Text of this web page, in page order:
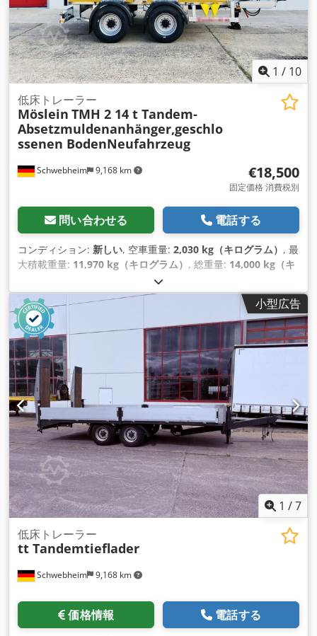
1 / 10
Schwebheim 9,168 km
低床トレーラー
Möslein TMH 2 14 t Tandem-
Absetzmuldenanhänger,geschlo
ssenen BodenNeufahrzeug
€18,500
固定価格 消費税別
問い合わせる 電話する
コンディション: 新しい, 空車重量: 2,030 kg（キログラム） , 最
大積載重量: 11,970 kg（キログラム） , 総重量: 14,000 kg（キ
, 荷室長:
1,800 mm, サスペンション:鋼, タイヤサイズ:285 /70 R19,5,
色:その他, 変速方式: , フロントタイヤサイズ: 285 /70
R19,5, 後輪タイヤサイズ: 285 /70 R19,5, 運転席:その他, 排出
クラス:なし, 燃料: バイオディーゼル
ABS（アンチロッ
ク・ブレーキ・システム）, 圧縮空気ブレーキ,
小型広告
1 /7
Schwebheim 9,168 km
低床トレーラー
tt Tandemtieflader
価格情報 電話する